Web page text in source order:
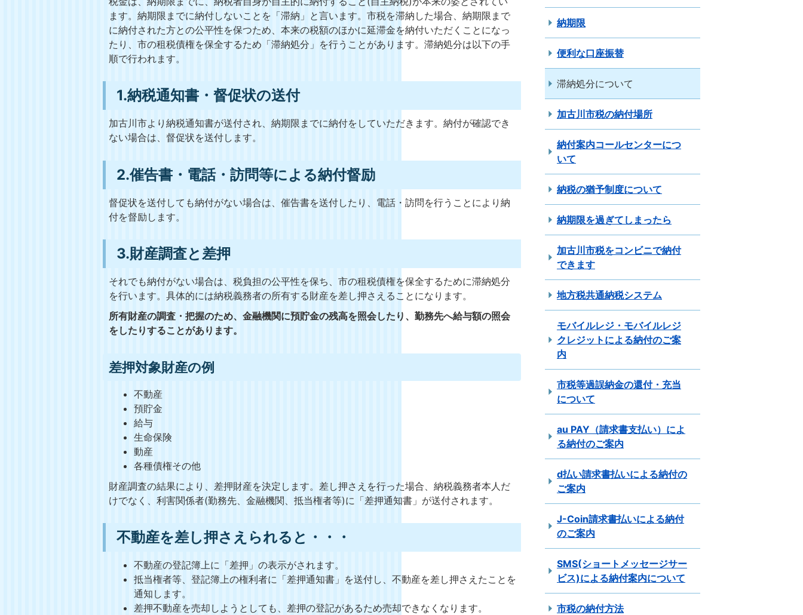
ます。納期限までに納付しないことを「滞納」と言います。市税を滞納した場合、納期限まで
に納付された方との公平性を保つため、本来の税額のほかに延滞金を納付いただくことになっ
たり、市の租税債権を保全するため「滞納処分」を行うことがあります。滞納処分は以下の手
順で行われます。
1.納税通知書・督促状の送付
加古川市より納税通知書が送付され、納期限までに納付をしていただきます。納付が確認でき
ない場合は、督促状を送付します。
2.催告書・電話・訪問等による納付督励
督促状を送付しても納付がない場合は、催告書を送付したり、電話・訪問を行うことにより納
付を督励します。
3.財産調査と差押
それでも納付がない場合は、税負担の公平性を保ち、市の租税債権を保全するために滞納処分
を行います。具体的には納税義務者の所有する財産を差し押さえることになります。
所有財産の調査・把握のため、金融機関に預貯金の残高を照会したり、勤務先へ給与額の照会
をしたりすることがあります。
差押対象財産の例
不動産
預貯金
給与
生命保険
動産
各種債権その他
財産調査の結果により、差押財産を決定します。差し押さえを行った場合、納税義務者本人だ
けでなく、利害関係者(勤務先、金融機関、抵当権者等)に「差押通知書」が送付されます。
不動産を差し押さえられると・・・
不動産の登記簿上に「差押」の表示がされます。
抵当権者等、登記簿上の権利者に「差押通知書」を送付し、不動産を差し押さえたことを
通知します。
差押不動産を売却しようとしても、差押の登記があるため売却できなくなります。
納期限
便利な口座振替
滞納処分について
加古川市税の納付場所
納付案内コールセンターにつ
いて
納税の猶予制度について
納期限を過ぎてしまったら
加古川市税をコンビニで納付
できます
地方税共通納税システム
モバイルレジ・モバイルレジ
クレジットによる納付のご案
内
市税等過誤納金の還付・充当
について
au PAY（請求書支払い）によ
る納付のご案内
d払い請求書払いによる納付の
ご案内
J-Coin請求書払いによる納付
のご案内
SMS(ショートメッセージサー
ビス)による納付案内について
市税の納付方法